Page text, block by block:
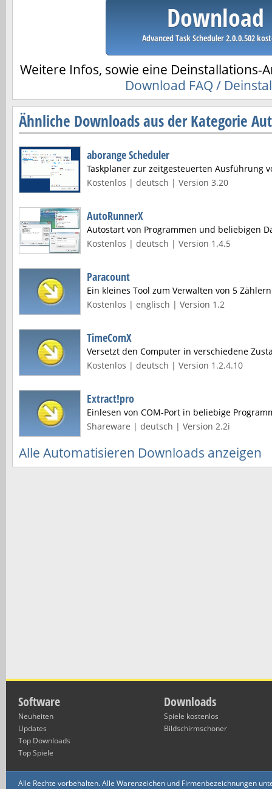
Download
Advanced Task Scheduler 2.0.0.502
Weitere Infos, sowie eine Deinstallations-
Download FAQ /
Ähnliche Downloads aus der Kategorie
aborange Scheduler
Taskplaner zur zeitgesteuerten Ausführung
Kostenlos | deutsch | Version 3.20
AutoRunnerX
Autostart von Programmen und beliebigen
Kostenlos | deutsch | Version 1.4.5
Paracount
Ein kleines Tool zum Verwalten von 5 Zählern
Kostenlos | englisch | Version 1.2
TimeComX
Versetzt den Computer in verschiedene
Kostenlos | deutsch | Version 1.2.4.10
Extract!pro
Einlesen von COM-Port in beliebige
Shareware | deutsch | Version 2.2i
Alle Automatisieren Downloads anzeigen
Software
Neuheiten
Updates
Top Downloads
Top Spiele
Downloads
Spiele kostenlos
Bildschirmschoner
Alle Rechte vorbehalten. Alle Warenzeichen und Firmenbezeichnungen